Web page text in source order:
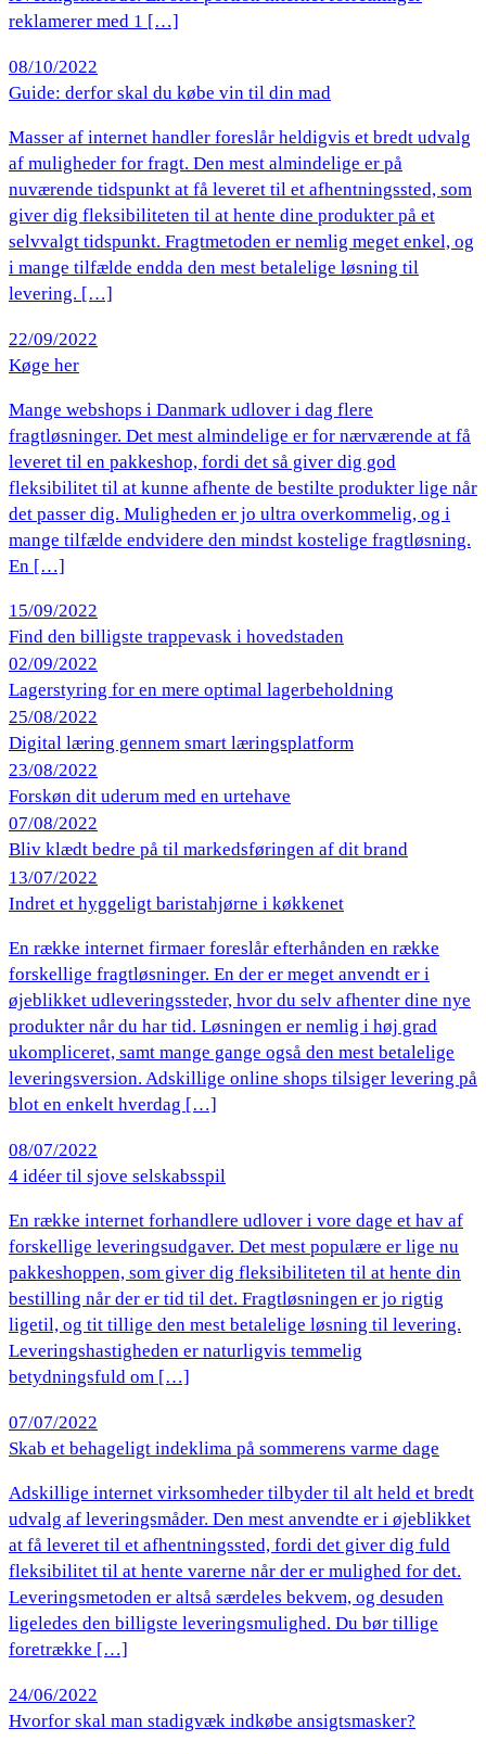
reklamerer med 1 […]
08/10/2022
Guide: derfor skal du købe vin til din mad
Masser af internet handler foreslår heldigvis et bredt udvalg
af muligheder for fragt. Den mest almindelige er på
nuværende tidspunkt at få leveret til et afhentningssted, som
giver dig fleksibiliteten til at hente dine produkter på et
selvvalgt tidspunkt. Fragtmetoden er nemlig meget enkel, og
i mange tilfælde endda den mest betalelige løsning til
levering. […]
22/09/2022
Køge her
Mange webshops i Danmark udlover i dag flere
fragtløsninger. Det mest almindelige er for nærværende at få
leveret til en pakkeshop, fordi det så giver dig god
fleksibilitet til at kunne afhente de bestilte produkter lige når
det passer dig. Muligheden er jo ultra overkommelig, og i
mange tilfælde endvidere den mindst kostelige fragtløsning.
En […]
15/09/2022
Find den billigste trappevask i hovedstaden
02/09/2022
Lagerstyring for en mere optimal lagerbeholdning
25/08/2022
Digital læring gennem smart læringsplatform
23/08/2022
Forskøn dit uderum med en urtehave
07/08/2022
Bliv klædt bedre på til markedsføringen af dit brand
13/07/2022
Indret et hyggeligt baristahjørne i køkkenet
En række internet firmaer foreslår efterhånden en række
forskellige fragtløsninger. En der er meget anvendt er i
øjeblikket udleveringssteder, hvor du selv afhenter dine nye
produkter når du har tid. Løsningen er nemlig i høj grad
ukompliceret, samt mange gange også den mest betalelige
leveringsversion. Adskillige online shops tilsiger levering på
blot en enkelt hverdag […]
08/07/2022
4 idéer til sjove selskabsspil
En række internet forhandlere udlover i vore dage et hav af
forskellige leveringsudgaver. Det mest populære er lige nu
pakkeshoppen, som giver dig fleksibiliteten til at hente din
bestilling når der er tid til det. Fragtløsningen er jo rigtig
ligetil, og tit tillige den mest betalelige løsning til levering.
Leveringshastigheden er naturligvis temmelig
betydningsfuld om […]
07/07/2022
Skab et behageligt indeklima på sommerens varme dage
Adskillige internet virksomheder tilbyder til alt held et bredt
udvalg af leveringsmåder. Den mest anvendte er i øjeblikket
at få leveret til et afhentningssted, fordi det giver dig fuld
fleksibilitet til at hente varerne når der er mulighed for det.
Leveringsmetoden er altså særdeles bekvem, og desuden
ligeledes den billigste leveringsmulighed. Du bør tillige
foretrække […]
24/06/2022
Hvorfor skal man stadigvæk indkøbe ansigtsmasker?